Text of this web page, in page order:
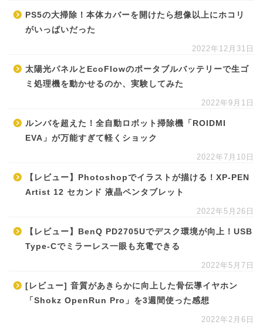
PS5の大掃除！本体カバーを開けたら想像以上にホコリ
がいっぱいだった
2022年12月31日
太陽光パネルとEcoFlowのポータブルバッテリーで生ゴ
ミ処理機を動かせるのか、実験してみた
2022年9月1日
ルンバを超えた！全自動ロボット掃除機「ROIDMI
EVA」が万能すぎて軽くショック
2022年7月10日
【レビュー】Photoshopでイラストが描ける！XP-PEN
Artist 12 セカンド 液晶ペンタブレット
2022年5月26日
【レビュー】BenQ PD2705Uでデスク環境が向上！USB
Type-Cでミラーレス一眼も充電できる
2022年5月7日
[レビュー] 音質があきらかに向上した骨伝導イヤホン
「Shokz OpenRun Pro」を3週間使った感想
2022年2月6日